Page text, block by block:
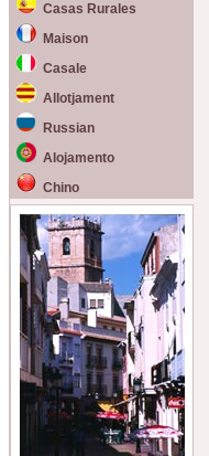
Casas Rurales
Maison
Casale
Allotjament
Russian
Alojamento
Chino